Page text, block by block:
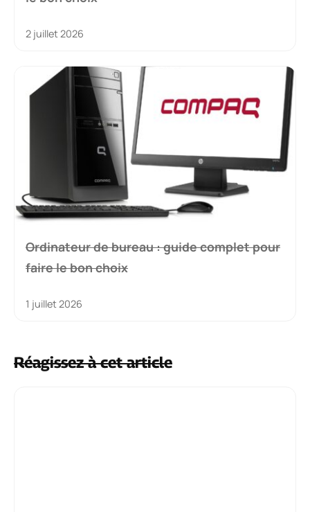
2 juillet 2026
Ordinateur de bureau : guide complet pour
faire le bon choix
1 juillet 2026
Réagissez à cet article